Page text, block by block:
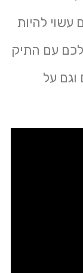
עשוי להיות
עם התיק
על